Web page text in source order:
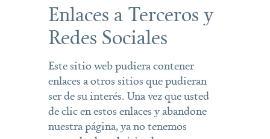
Enlaces a Terceros y
Redes Sociales
Este sitio web pudiera contener
enlaces a otros sitios que pudieran
ser de su interés. Una vez que usted
de clic en estos enlaces y abandone
nuestra página, ya no tenemos